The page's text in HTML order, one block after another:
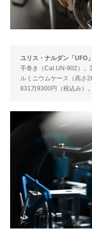
ユリス・ナルダン「UFO
手巻き（Cal.UN-902）。
ルミニウムケース（高さ
831万9300円（税込み）。